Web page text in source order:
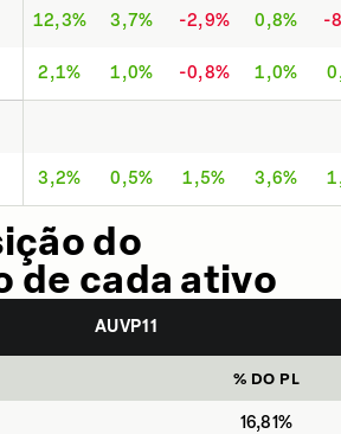
12,3% 3,7% -2,9% 0,8% -
2,1% 1,0% -0,8% 1,0%
3,2% 0,5% 1,5% 3,6%
do
de cada ativo
AUVP11
% DO PL
16,81%